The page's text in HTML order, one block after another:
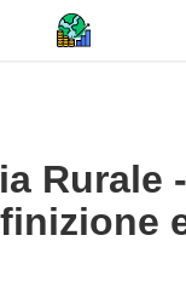
Rurale